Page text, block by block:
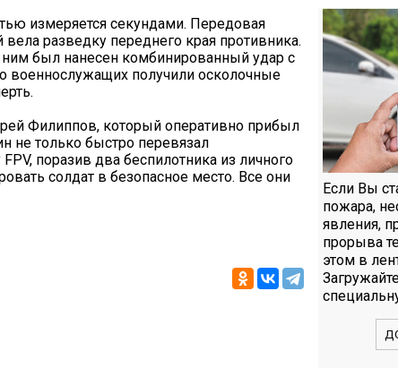
измеряется секундами. Передовая
разведку переднего края противника.
был нанесен комбинированный удар с
военнослужащих получили осколочные
Филиппов, который оперативно прибыл
не только быстро перевязал
поразив два беспилотника из личного
солдат в безопасное место. Все они
Если Вы
пожара,
явления,
прорыва
этом в